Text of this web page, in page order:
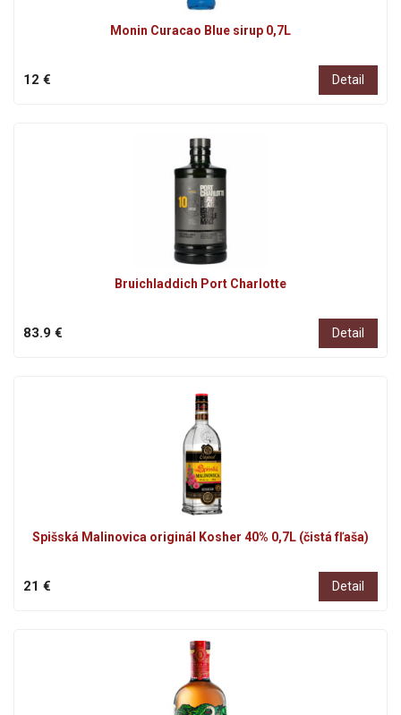
Monin Curacao Blue sirup 0,7L
12 € Detail
Bruichladdich Port Charlotte
83.9 € Detail
Spišská Malinovica originál Kosher 40% 0,7L (čistá fľaša)
21 € Detail